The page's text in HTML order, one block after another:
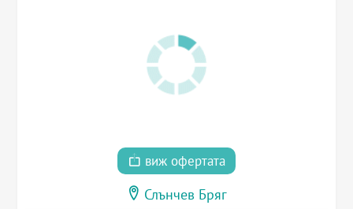
виж офертата
Слънчев Бряг